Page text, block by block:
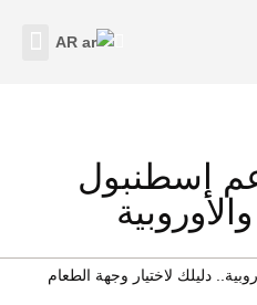
إسطنبول
دليلك لاختيار وجهة الطعام